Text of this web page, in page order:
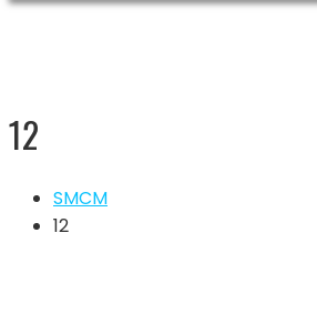
12
SMCM
12